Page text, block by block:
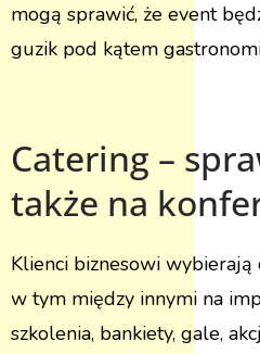
mogą sprawić, że event
guzik pod kątem
Catering –
także na
Klienci biznesowi wybierają
w tym między innymi na
szkolenia, bankiety, gale,